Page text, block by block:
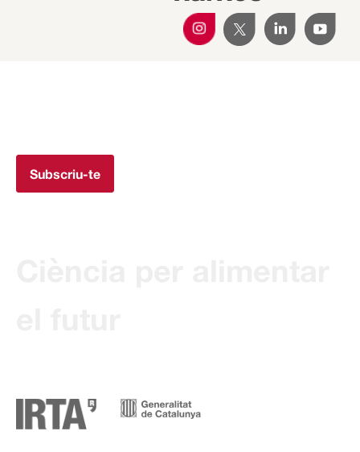
Subscriu-te